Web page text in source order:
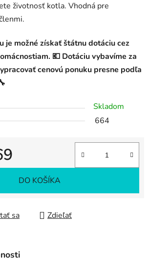
životnosť kotla. Vhodná pre
je možné získať štátnu dotáciu cez
💶 Dotáciu vybavíme za
cenovú ponuku presne podľa
Skladom
664
DO KOŠÍKA
sa Zdieľať